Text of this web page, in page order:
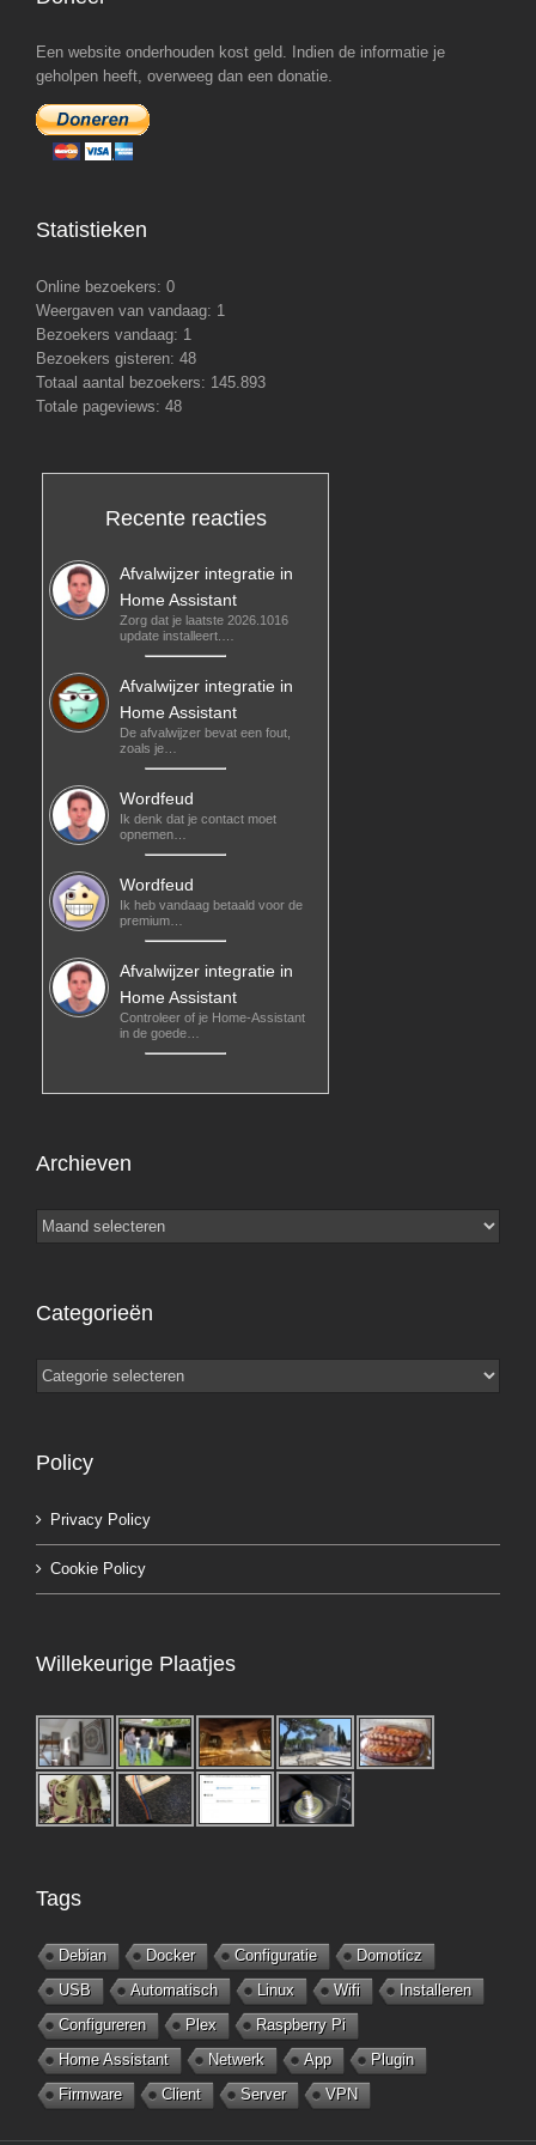
Een website onderhouden kost geld. Indien de informatie je
geholpen heeft, overweeg dan een donatie.
Statistieken
Online bezoekers: 0
Weergaven van vandaag: 1
Bezoekers vandaag: 1
Bezoekers gisteren: 48
Totaal aantal bezoekers: 145.893
Totale pageviews: 48
Recente reacties
Afvalwijzer integratie in
Home Assistant
Zorg dat je laatste 2026.1016
update installeert.…
Afvalwijzer integratie in
Home Assistant
De afvalwijzer bevat een fout,
zoals je…
Wordfeud
Ik denk dat je contact moet
opnemen…
Wordfeud
Ik heb vandaag betaald voor de
premium…
Afvalwijzer integratie in
Home Assistant
Controleer of je Home-Assistant
in de goede…
Archieven
Archieven
Categorieën
Categorieën
Policy
Privacy Policy
Cookie Policy
Willekeurige Plaatjes
Tags
Debian Docker Configuratie
Domoticz
USB
Automatisch Linux Wifi
Installeren
Configureren
Plex
Raspberry Pi
Home Assistant
Netwerk App
Plugin
Firmware
Client Server VPN